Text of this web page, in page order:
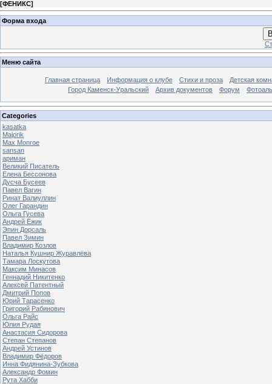
[ФЕНИКС]
Форма входа
Меню сайта
Главная страница Информация о клубе Стихи и проза
Детская
Город Каменск-Уральский
Архив документов Форум
Categories
kasatka
Majorik
Max Monroe
sansan
ариман
Великий Писатель
Елена Бессонова
Дусча Бусеев
Павел Вагин
Ринат Валиуллин
Олег Гарандин
Ольга Гусева
Андрей Ёжик
Эпин Дорсаль
Павел Зимин
Владимир Козлов
Наталья Кушнир Журавлёва
Тамара Лоскутова
Максим Минасов
Геннадий Никитенко
Алексей Патентный
Дмитрий Попов
Юрий Тарасенко
Григорий Рабинович
Ольга Райс
Юлия Рудая
Анастасия Сидорова
Степан Степанов
Андрей Устинов
Владимир Фёдоров
Инна Фидянина-Зубкова
Александр Фомин
Рута Хабби